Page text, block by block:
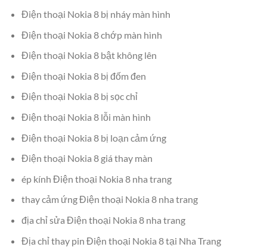
Điện thoại Nokia 8 bị nháy màn hình
Điện thoại Nokia 8 chớp màn hình
Điện thoại Nokia 8 bật không lên
Điện thoại Nokia 8 bị đốm đen
Điện thoại Nokia 8 bị sọc chỉ
Điện thoại Nokia 8 lỗi màn hình
Điện thoại Nokia 8 bị loạn cảm ứng
Điện thoại Nokia 8 giá thay màn
ép kính Điện thoại Nokia 8 nha trang
thay cảm ứng Điện thoại Nokia 8 nha trang
địa chỉ sửa Điện thoại Nokia 8 nha trang
Địa chỉ thay pin Điện thoại Nokia 8 tại Nha Trang